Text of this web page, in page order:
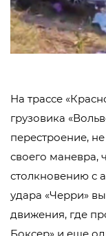
На трассе
грузовика
перестроение,
своего маневра,
столкновению с
удара «Черри»
движения, где